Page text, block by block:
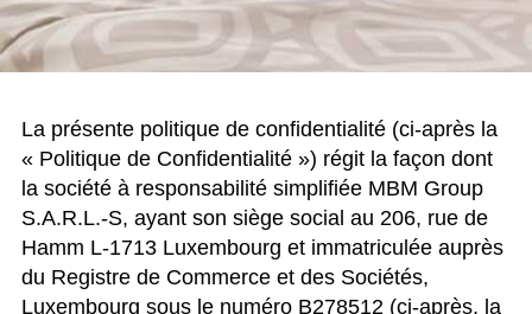
La présente politique de confidentialité (ci-après la
« Politique de Confidentialité ») régit la façon dont
la société à responsabilité simplifiée MBM Group
S.A.R.L.-S, ayant son siège social au 206, rue de
Hamm L-1713 Luxembourg et immatriculée auprès
du Registre de Commerce et des Sociétés,
Luxembourg sous le numéro B278512 (ci-après, la